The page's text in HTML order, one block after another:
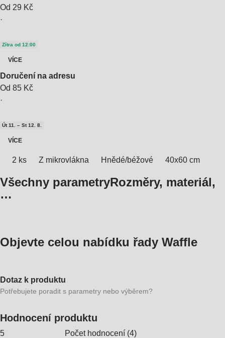
Od 29 Kč
·
Zítra od 12:00
VÍCE
Doručení na adresu
Od 85 Kč
·
Út 11. – St 12. 8.
VÍCE
2 ks Z mikrovlákna Hnědé/béžové 40x60 cm
Všechny parametryRozměry, materiál,
…
Objevte celou nabídku řady Waffle
Dotaz k produktu
Potřebujete poradit s parametry nebo výběrem?
Hodnocení produktu
5 Počet hodnocení (4)